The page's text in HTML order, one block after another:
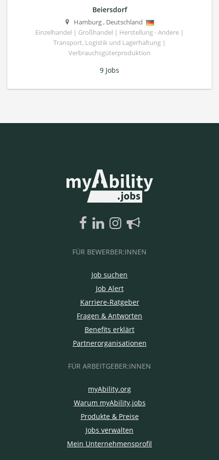
Beiersdorf
Hamburg, Deutschland
Einzelhandel | Großhandel | Herstellung - Andere |
Transport, Logistik und Lagerhaltung |
Verbrauchsgüterproduktion
9 Jobs
FÜR BEWERBER:INNEN
Job suchen
Job Alert
Karriere-Ratgeber
Fragen & Antworten
Benefits erklärt
Partnerorganisationen
FÜR ARBEITGEBER:INNEN
myAbility.org
Warum myAbility.jobs
Produkte & Preise
Jobs verwalten
Mein Unternehmensprofil